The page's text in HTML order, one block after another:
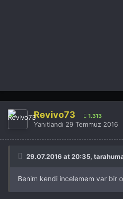
Revivo73 1.313
Yanıtlandı 29 Temmuz 2016
29.07.2016 at 20:35,
Benim kendi incelemem var bir